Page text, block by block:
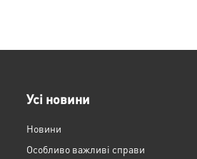
Усі новини
Новини
Особливо важливі справи